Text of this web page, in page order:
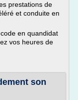
prestations de
et conduite en
en quandidat
vos heures de
son